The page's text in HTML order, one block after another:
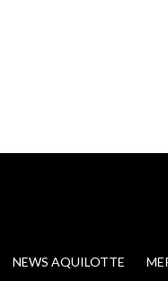
VAI AL CONTENUTO
NEWS AQUILOTTE